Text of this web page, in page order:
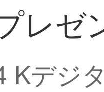
レゼ
Kデジ